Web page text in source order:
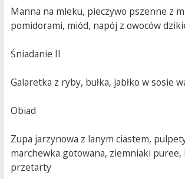
Manna na mleku, pieczywo pszenne z
pomidorami, miód, napój z owoców
Śniadanie II
Galaretka z ryby, bułka, jabłko w sosie
Obiad
Zupa jarzynowa z lanym ciastem,
marchewka gotowana, ziemniaki
przetarty